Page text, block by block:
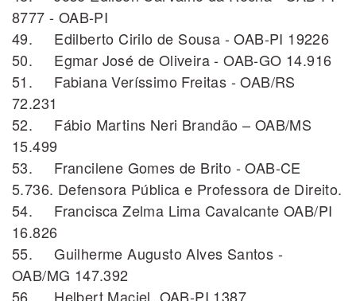
8777 - OAB-PI
49. Edilberto Cirilo de Sousa - OAB-PI 19226
50. Egmar José de Oliveira - OAB-GO 14.916
51. Fabiana Veríssimo Freitas - OAB/RS
72.231
52. Fábio Martins Neri Brandão – OAB/MS
15.499
53. Francilene Gomes de Brito - OAB-CE
5.736. Defensora Pública e Professora de Direito.
54. Francisca Zelma Lima Cavalcante OAB/PI
16.826
55. Guilherme Augusto Alves Santos -
OAB/MG 147.392
56. Helbert Maciel, OAB-PI 1387